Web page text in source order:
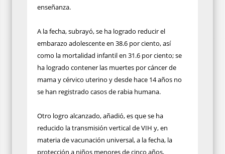
enseñanza.
A la fecha, subrayó, se ha logrado reducir el
embarazo adolescente en 38.6 por ciento, así
como la mortalidad infantil en 31.6 por ciento; se
ha logrado contener las muertes por cáncer de
mama y cérvico uterino y desde hace 14 años no
se han registrado casos de rabia humana.
Otro logro alcanzado, añadió, es que se ha
reducido la transmisión vertical de VIH y, en
materia de vacunación universal, a la fecha, la
protección a niños menores de cinco años,